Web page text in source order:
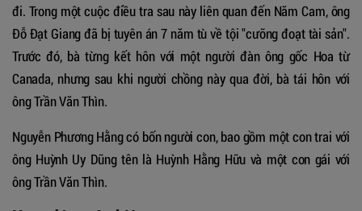
đi. Trong một cuộc điều tra sau này liên quan đến Năm Cam, ông
Đỗ Đạt Giang đã bị tuyên án 7 năm tù về tội "cưỡng đoạt tài sản".
Trước đó, bà từng kết hôn với một người đàn ông gốc Hoa từ
Canada, nhưng sau khi người chồng này qua đời, bà tái hôn với
ông Trần Văn Thìn.
Nguyễn Phương Hằng có bốn người con, bao gồm một con trai với
ông Huỳnh Uy Dũng tên là Huỳnh Hằng Hữu và một con gái với
ông Trần Văn Thìn.